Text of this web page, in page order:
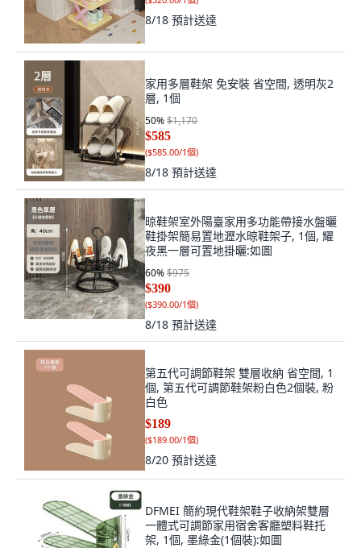
8/18 預計送達
家用多層鞋架 免安裝 省空間, 透明灰2
層, 1個
50%$1,170
$585
($585.00/1個)
8/18 預計送達
晾鞋架室外陽臺家用多功能帶接水盤曬
鞋掛架簡易置地瀝水晾鞋架子, 1個, 耀
夜黑一層可置地掛曬:如圖
60%$975
$390
($390.00/1個)
8/18 預計送達
第五代可調節鞋架 雙層收納 省空間, 1
個, 第五代可調節鞋架粉白色2個裝, 粉
白色
$189
($189.00/1個)
8/20 預計送達
DFMEI 簡約現代鞋架鞋子收納架雙層
一體式可調節家用宿舍客廳塑料鞋托
架, 1個, 墨綠金(1個裝):如圖